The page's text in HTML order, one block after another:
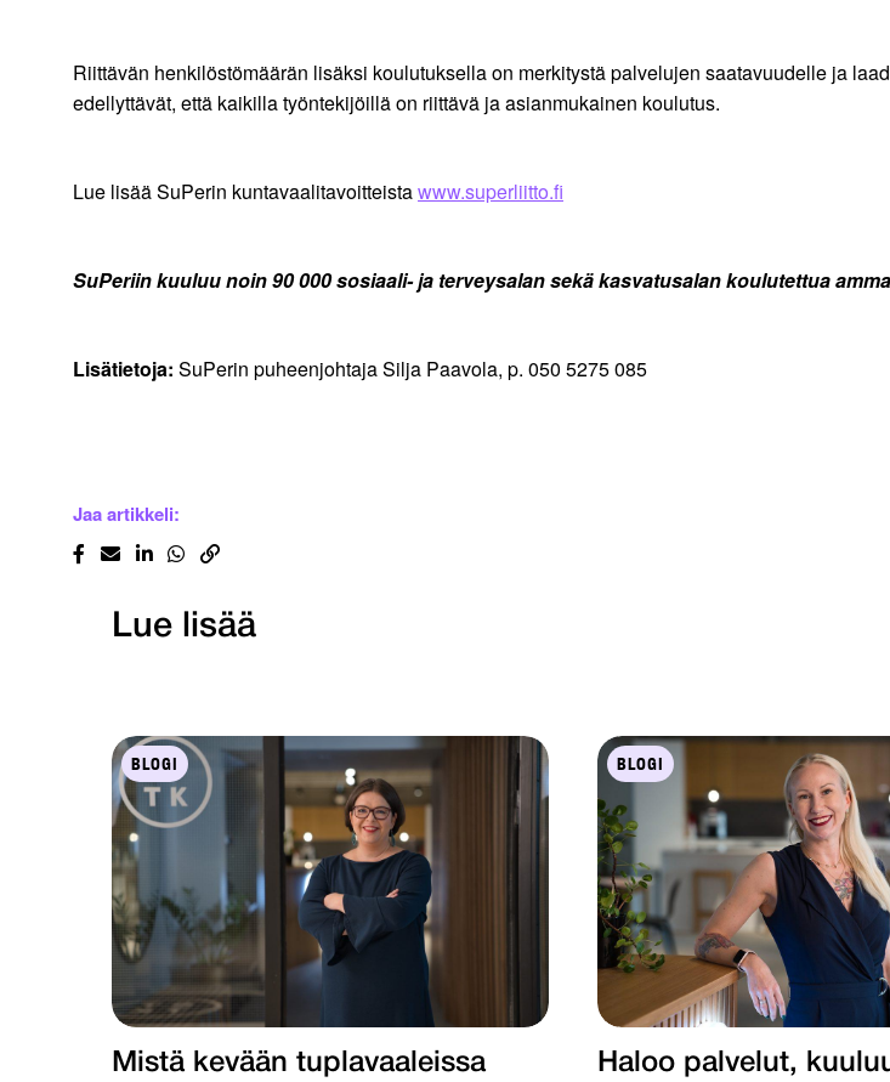
Riittävän henkilöstömäärän lisäksi koulutuksella on merkitystä palvelujen saatavuudelle ja
edellyttävät, että kaikilla työntekijöillä on riittävä ja asianmukainen koulutus.
Lue lisää SuPerin kuntavaalitavoitteistawww.superliitto.fi
SuPeriin kuuluu noin 90 000 sosiaali- ja terveysalan sekä kasvatusalan koulutettua
Lisätietoja: SuPerin puheenjohtaja Silja Paavola, p. 050 5275 085
Jaa artikkeli:
Lue lisää
BLOGI
Mistä kevään tuplavaaleissa
BLOGI
Haloo palvelut,